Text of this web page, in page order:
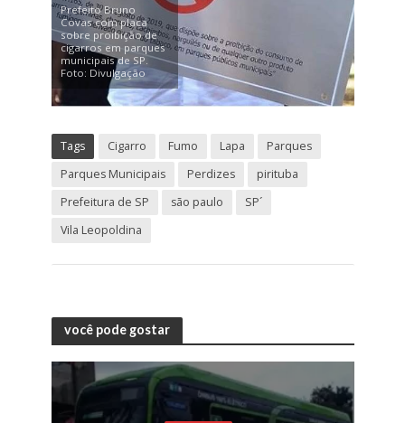
Prefeito Bruno
Covas com placa
sobre proibição de
cigarros em parques
municipais de SP.
Foto: Divulgação
Tags Cigarro Fumo Lapa
Parques
Parques Municipais
Perdizes
pirituba
Prefeitura de SP
são paulo
SP´
Vila Leopoldina
você pode gostar